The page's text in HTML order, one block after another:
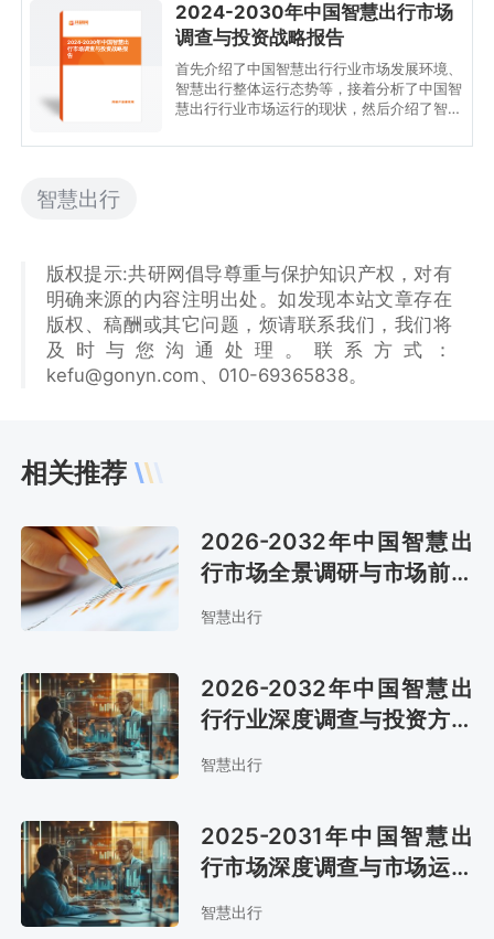
2024-2030年中国智慧出
行市场调查与投资战略报
告
2024-2030年中国智慧出行市场
调查与投资战略报告
首先介绍了中国智慧出行行业市场发展环境、
智慧出行整体运行态势等，接着分析了中国智
慧出行行业市场运行的现状，然后介绍了智慧
了重点企业经营状况分析，最后分析了中国智
智慧出行
版权提示:共研网倡导尊重与保护知识产权，对有
明确来源的内容注明出处。如发现本站文章存在
版权、稿酬或其它问题，烦请联系我们，我们将
及时与您沟通处理。联系方式：
kefu@gonyn.com、010-69365838。
相关推荐
2026-2032年中国智慧出
行市场全景调研与市场前景
预测报告
智慧出行
2026-2032年中国智慧出
行行业深度调查与投资方向
研究报告
智慧出行
2025-2031年中国智慧出
行市场深度调查与市场运营
趋势报告
智慧出行